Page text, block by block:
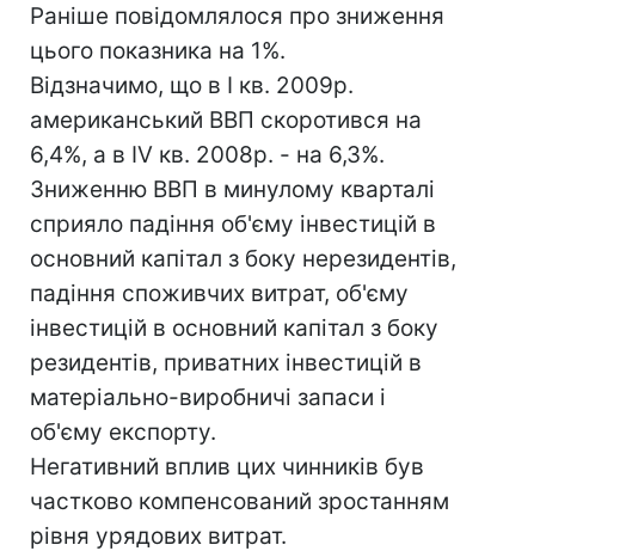
Раніше повідомлялося про зниження
цього показника на 1%.
Відзначимо, що в I кв. 2009р.
американський ВВП скоротився на
6,4%, а в IV кв. 2008р. - на 6,3%.
Зниженню ВВП в минулому кварталі
сприяло падіння об'єму інвестицій в
основний капітал з боку нерезидентів,
падіння споживчих витрат, об'єму
інвестицій в основний капітал з боку
резидентів, приватних інвестицій в
матеріально-виробничі запаси і
об'єму експорту.
Негативний вплив цих чинників був
частково компенсований зростанням
рівня урядових витрат.